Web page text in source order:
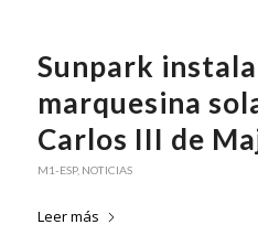
Sunpark
marquesina
Carlos III de
M1-ESP, NOTICIAS
Leer más